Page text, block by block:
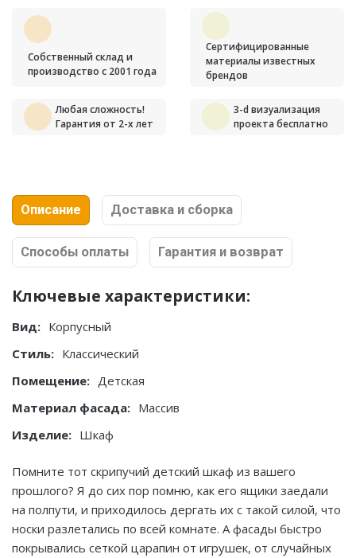
Собственный склад и
производство с 2001 года
Сертифицированные
материалы известных
брендов
Любая сложность!
Гарантия от 2-х лет
3-d визуализация
проекта бесплатно
Описание Доставка и сборка
Способы оплаты Гарантия и возврат
Ключевые характеристики:
Вид: Корпусный
Стиль: Классический
Помещение: Детская
Материал фасада: Массив
Изделие: Шкаф
Помните тот скрипучий детский шкаф из вашего
прошлого? Я до сих пор помню, как его ящики заедали
на полпути, и приходилось дергать их с такой силой, что
носки разлетались по всей комнате. А фасады быстро
покрывались сеткой царапин от игрушек, от случайных